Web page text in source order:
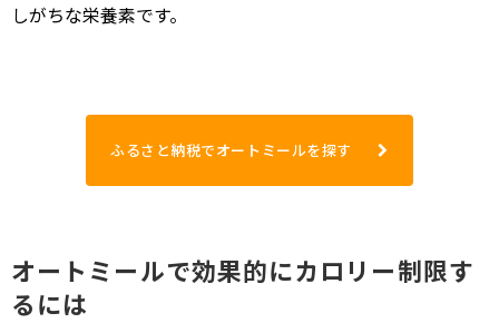
しがちな栄養素です。
ふるさと納税でオートミールを探す
オートミールで効果的にカロリー制限す
るには